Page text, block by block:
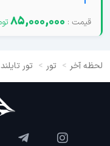
85,000,000
لحظه آخر تور تور تایلند